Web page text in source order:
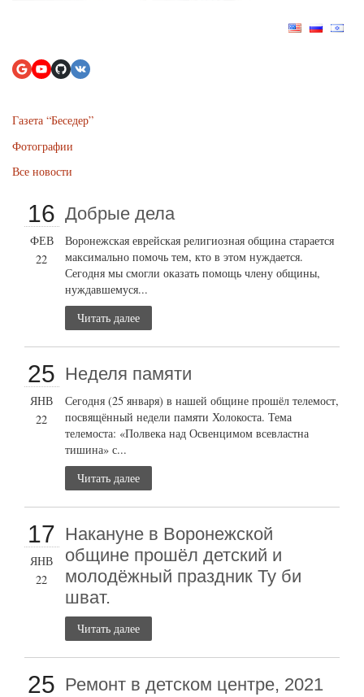
Газета “Беседер”
Фотографии
Все новости
16
ФЕВ
22
Добрые дела
Воронежская еврейская религиозная община старается
максимально помочь тем, кто в этом нуждается.
Сегодня мы смогли оказать помощь члену общины,
нуждавшемуся...
Читать далее
25
ЯНВ
22
Неделя памяти
Сегодня (25 января) в нашей общине прошёл телемост,
посвящённый недели памяти Холокоста. Тема
телемоста: «Полвека над Освенцимом всевластна
тишина» с...
Читать далее
17
ЯНВ
22
Накануне в Воронежской
общине прошёл детский и
молодёжный праздник Ту би
шват.
Читать далее
25 Ремонт в детском центре, 2021